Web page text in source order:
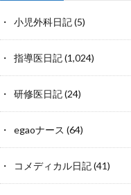
小児外科日記(5)
指導医日記(1,024)
研修医日記(24)
egaoナース (64)
コメディカル日記(41)